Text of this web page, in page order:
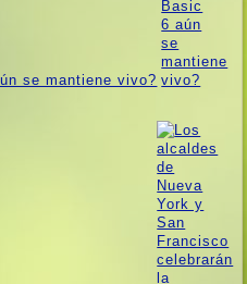
se mantiene vivo?